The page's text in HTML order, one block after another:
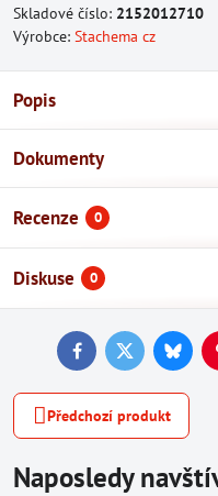
Skladové číslo: 2152012710
Výrobce: Stachema cz
Popis
Dokumenty
Recenze 0
Diskuse 0
FacebookTwitter
Předchozí produkt
Naposledy